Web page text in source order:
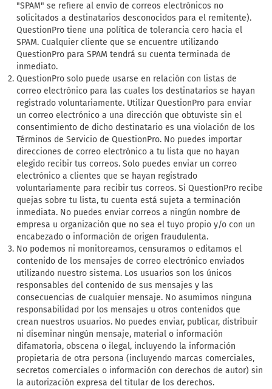
"SPAM" se refiere al envío de correos electrónicos no
solicitados a destinatarios desconocidos para el remitente).
QuestionPro tiene una política de tolerancia cero hacia el
SPAM. Cualquier cliente que se encuentre utilizando
QuestionPro para SPAM tendrá su cuenta terminada de
inmediato.
QuestionPro solo puede usarse en relación con listas de
correo electrónico para las cuales los destinatarios se hayan
registrado voluntariamente. Utilizar QuestionPro para enviar
un correo electrónico a una dirección que obtuviste sin el
consentimiento de dicho destinatario es una violación de los
Términos de Servicio de QuestionPro. No puedes importar
direcciones de correo electrónico a tu lista que no hayan
elegido recibir tus correos. Solo puedes enviar un correo
electrónico a clientes que se hayan registrado
voluntariamente para recibir tus correos. Si QuestionPro recibe
quejas sobre tu lista, tu cuenta está sujeta a terminación
inmediata. No puedes enviar correos a ningún nombre de
empresa u organización que no sea el tuyo propio y/o con un
encabezado o información de origen fraudulenta.
No podemos ni monitoreamos, censuramos o editamos el
contenido de los mensajes de correo electrónico enviados
utilizando nuestro sistema. Los usuarios son los únicos
responsables del contenido de sus mensajes y las
consecuencias de cualquier mensaje. No asumimos ninguna
responsabilidad por los mensajes u otros contenidos que
crean nuestros usuarios. No puedes enviar, publicar, distribuir
ni diseminar ningún mensaje, material o información
difamatoria, obscena o ilegal, incluyendo la información
propietaria de otra persona (incluyendo marcas comerciales,
secretos comerciales o información con derechos de autor) sin
la autorización expresa del titular de los derechos.